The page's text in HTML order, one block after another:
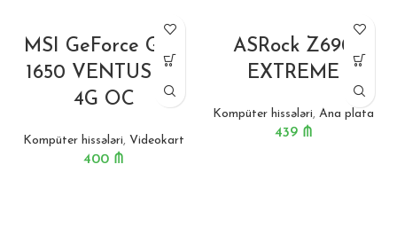
MSI GeForce GTX
1650 VENTUS XS
4G OC
Kompüter hissələri, Videokart
400 ₼
ASRock Z690
EXTREME
Kompüter hissələri, Ana plata
439 ₼